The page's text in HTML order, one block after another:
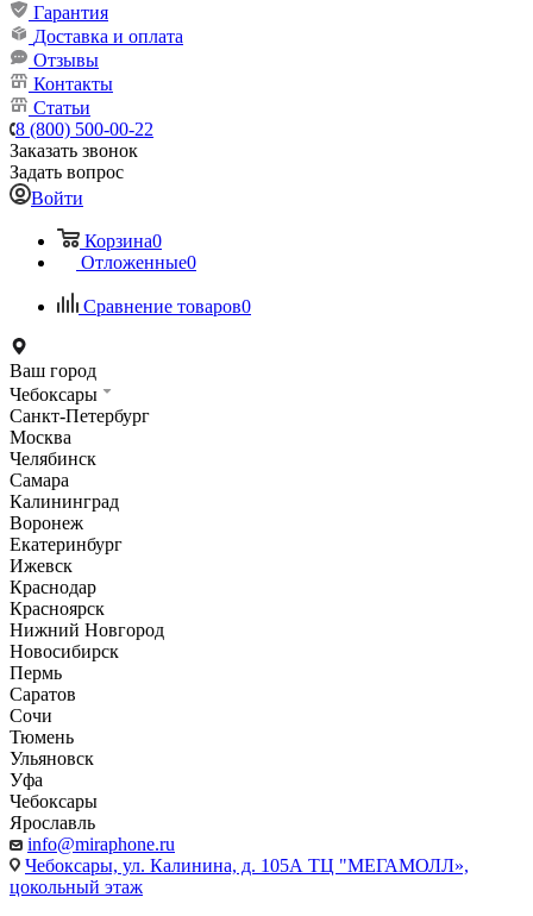
Гарантия
Доставка и оплата
Отзывы
Контакты
Статьи
8 (800) 500-00-22
Заказать звонок
Задать вопрос
Войти
Корзина0
Отложенные0
Сравнение товаров0
Ваш город
Чебоксары
Санкт-Петербург
Москва
Челябинск
Самара
Калининград
Воронеж
Екатеринбург
Ижевск
Краснодар
Красноярск
Нижний Новгород
Новосибирск
Пермь
Саратов
Сочи
Тюмень
Ульяновск
Уфа
Чебоксары
Ярославль
info@miraphone.ru
Чебоксары, ул. Калинина, д. 105А ТЦ "МЕГАМОЛЛ»,
цокольный этаж